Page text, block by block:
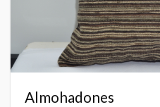
Almohadones